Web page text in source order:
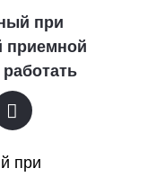
при
приемной
при